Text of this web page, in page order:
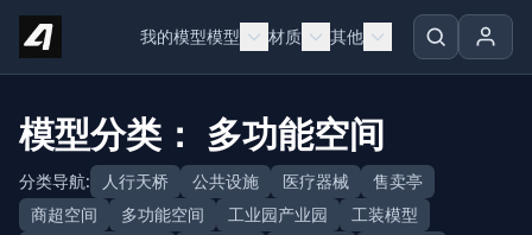
Skip to content
我的模型模型 材质 其他
模型分类： 多功能空间
分类导航: 人行天桥 公共设施 医疗器械
售卖亭
商超空间
多功能空间 工业园产业园
工装模型